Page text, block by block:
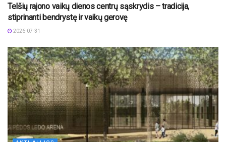
Telšių rajono vaikų dienos centrų sąskrydis – tradicija,
stiprinanti bendrystę ir vaikų gerovę
2026-07-31